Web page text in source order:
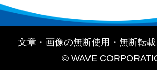
文章・画像の無断使用・無断転
© WAVE